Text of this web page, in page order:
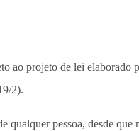
ao projeto de lei
2).
pessoa, desde